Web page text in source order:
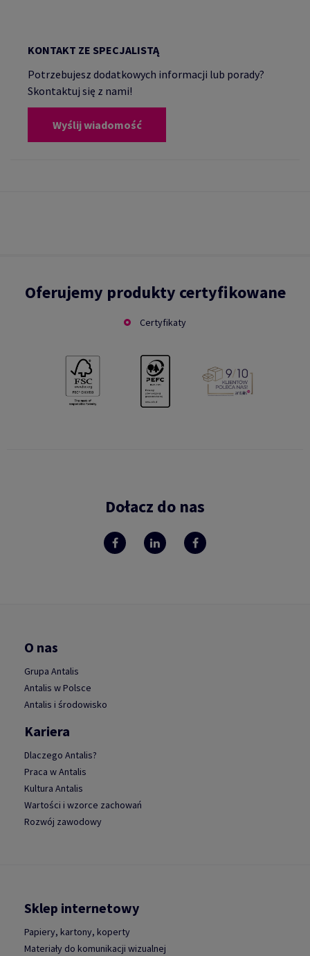
KONTAKT ZE SPECJALISTĄ
Potrzebujesz dodatkowych informacji lub porady?
Skontaktuj się z nami!
Wyślij wiadomość
Oferujemy produkty certyfikowane
Certyfikaty
Dołacz do nas
O nas
Grupa Antalis
Antalis w Polsce
Antalis i środowisko
Kariera
Dlaczego Antalis?
Praca w Antalis
Kultura Antalis
Wartości i wzorce zachowań
Rozwój zawodowy
Sklep internetowy
Papiery, kartony, koperty
Materiały do komunikacji wizualnej